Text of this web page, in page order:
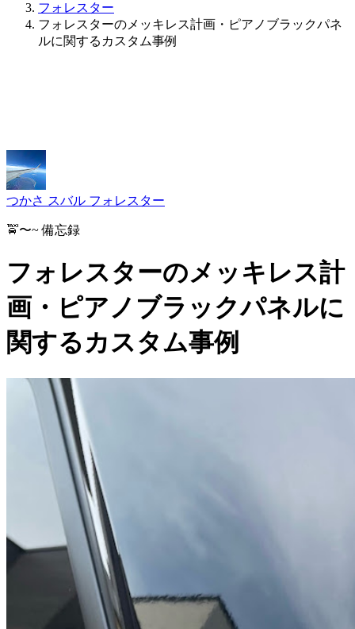
フォレスター
フォレスターのメッキレス計画・ピアノブラックパネ
ルに関するカスタム事例
つかさ スバル フォレスター
🚖〜~ 備忘録
フォレスターのメッキレス計
画・ピアノブラックパネルに
関するカスタム事例